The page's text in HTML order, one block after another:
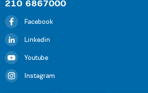
210 6867000
Facebook
Linkedin
Youtube
Instagram